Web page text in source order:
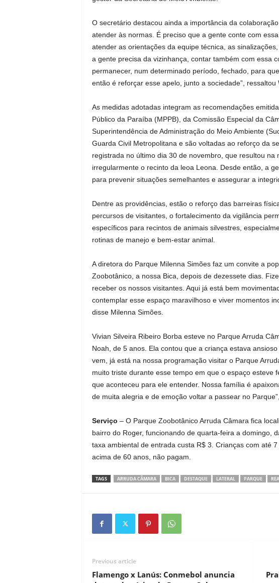
O secretário destacou ainda a importância da
atender às normas. É preciso que a gente conte com
atender as orientações da equipe técnica, as
a gente precisa da vizinhança, contar também com essa
permanecer, num determinado período, fechado, para
então é reforçar esse apelo, junto a sociedade”, ressaltou
As medidas adotadas integram as recomendações
Público da Paraíba (MPPB), da Comissão Especial da
Superintendência de Administração do Meio Ambiente
Guarda Civil Metropolitana e são voltadas ao reforço da
registrada no último dia 30 de novembro, que resultou na
irregularmente o recinto da leoa Leona. Desde então, a
para prevenir situações semelhantes e assegurar a
Dentre as providências, estão o reforço das barreiras
percursos de visitantes, o fortalecimento da vigilância
específicos para recintos de animais silvestres,
rotinas de manejo e bem-estar animal.
A diretora do Parque Milenna Simões faz um convite a
Zoobotânico, a nossa Bica, depois de dezessete dias.
receber os nossos visitantes. Aqui já está bem
contemplar esse espaço maravilhoso e viver momentos
disse Milenna Simões.
Vivian Silveira Ribeiro Borba esteve no Parque Arruda
Noah, de 5 anos. Ela contou que a criança estava
vem, já está na nossa programação visitar o Parque
muito triste durante esse tempo em que o espaço esteve
que aconteceu para ele entender. Nossa família é
de muita alegria e de emoção voltar a passear no
Serviço – O Parque Zoobotânico Arruda Câmara fica
bairro do Roger, funcionando de quarta-feira a domingo,
taxa ambiental de entrada custa R$ 3. Crianças com até
acima de 60 anos, não pagam.
TAGS ARRUDA CÂMARA BICA DESTAQUE LATERAL PARQUE
Previous article
Flamengo x Lanús: Conmebol anuncia